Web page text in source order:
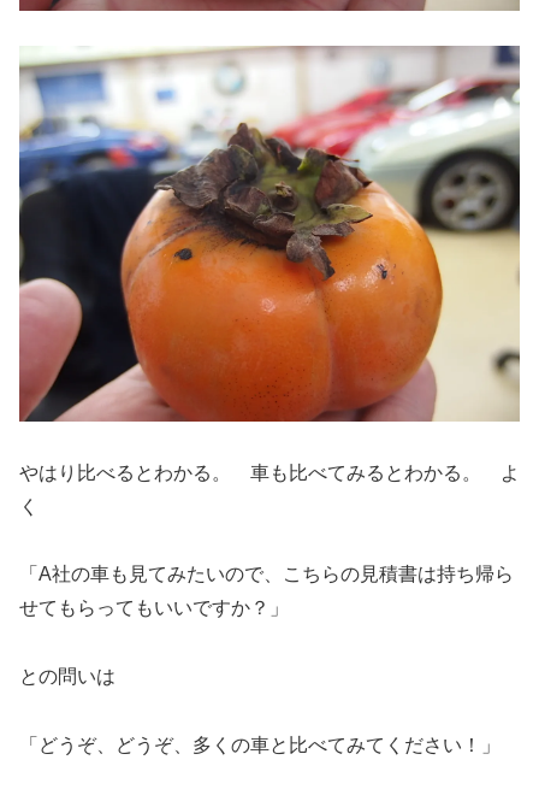
やはり比べるとわかる。 車も比べてみるとわかる。 よ
く
「A社の車も見てみたいので、こちらの見積書は持ち帰ら
せてもらってもいいですか？」
との問いは
「どうぞ、どうぞ、多くの車と比べてみてください！」